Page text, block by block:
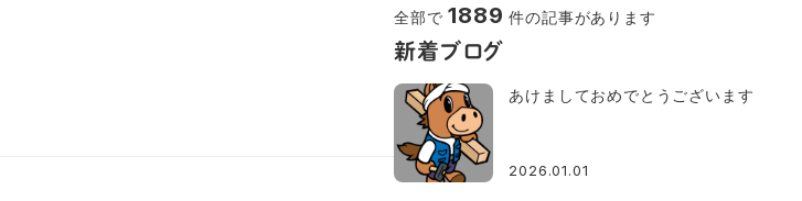
全部で1889 件の記事があります
新着ブログ
あけましておめでとうございます
2026.01.01